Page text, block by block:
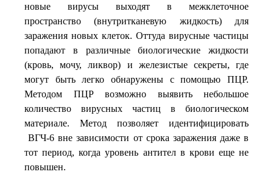
новые вирусы выходят в межклеточное
пространство (внутритканевую жидкость) для
заражения новых клеток. Оттуда вирусные частицы
попадают в различные биологические жидкости
(кровь, мочу, ликвор) и железистые секреты, где
могут быть легко обнаружены с помощью ПЦР.
Методом ПЦР возможно выявить небольшое
количество вирусных частиц в биологическом
материале. Метод позволяет идентифицировать
ВГЧ-6 вне зависимости от срока заражения даже в
тот период, когда уровень антител в крови еще не
повышен.